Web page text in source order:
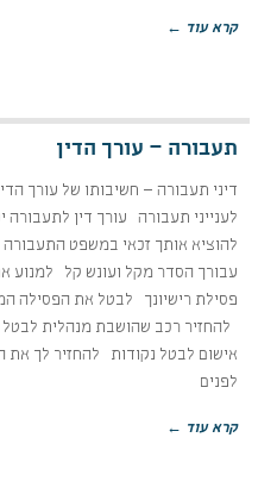
קרא עוד ←
תעבורה – עורך הדין
דיני תעבורה – חשיבותו של עורך
לענייני תעבורה עורך דין לתעבורה
להוציא אותך זכאי במשפט
עבורך הסדר מקל ועונש קל למנוע
פסילת רישיונך לבטל את הפסילה
להחזיר רכב שהושבת מנהלית לבטל
אישום לבטל נקודות להחזיר לך את
לפנים
קרא עוד ←